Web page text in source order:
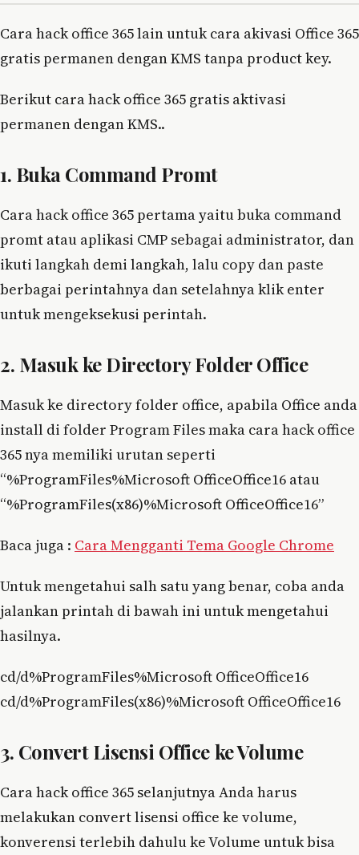
Cara hack office 365 lain untuk cara akivasi Office 365
gratis permanen dengan KMS tanpa product key.
Berikut cara hack office 365 gratis aktivasi
permanen dengan KMS..
1. Buka Command Promt
Cara hack office 365 pertama yaitu buka command
promt atau aplikasi CMP sebagai administrator, dan
ikuti langkah demi langkah, lalu copy dan paste
berbagai perintahnya dan setelahnya klik enter
untuk mengeksekusi perintah.
2. Masuk ke Directory Folder Office
Masuk ke directory folder office, apabila Office anda
install di folder Program Files maka cara hack office
365 nya memiliki urutan seperti
“%ProgramFiles%Microsoft OfficeOffice16 atau
“%ProgramFiles(x86)%Microsoft OfficeOffice16”
Baca juga : Cara Mengganti Tema Google Chrome
Untuk mengetahui salh satu yang benar, coba anda
jalankan printah di bawah ini untuk mengetahui
hasilnya.
cd/d%ProgramFiles%Microsoft OfficeOffice16
cd/d%ProgramFiles(x86)%Microsoft OfficeOffice16
3. Convert Lisensi Office ke Volume
Cara hack office 365 selanjutnya Anda harus
melakukan convert lisensi office ke volume,
konverensi terlebih dahulu ke Volume untuk bisa